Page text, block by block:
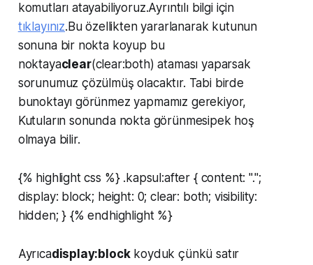
komutları atayabiliyoruz.Ayrıntılı bilgi için
tıklayınız.Bu özellikten yararlanarak kutunun
sonuna bir nokta koyup bu
noktayaclear(clear:both) ataması yaparsak
sorunumuz çözülmüş olacaktır. Tabi birde
bunoktayı görünmez yapmamız gerekiyor,
Kutuların sonunda nokta görünmesipek hoş
olmaya bilir.
{% highlight css %} .kapsul:after { content: ".";
display: block; height: 0; clear: both; visibility:
hidden; } {% endhighlight %}
Ayrıcadisplay:blockkoyduk çünkü satır